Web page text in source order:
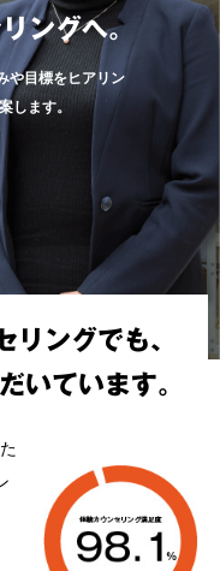
ングへ。
や目標をヒアリン
します。
リングでも、
いています。